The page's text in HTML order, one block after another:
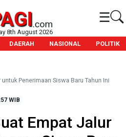
.com ☰
8th August 2026
DAERAH NASIONAL POLITIK
Penerimaan Siswa Baru Tahun Ini
WIB
Empat Jalur